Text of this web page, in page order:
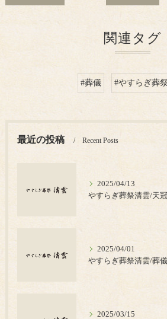
関連タグ
#葬儀 #やすらぎ葬
最近の投稿 Recent Posts
2025/04/13
やすらぎ葬祭清雲/天
2025/04/01
2025/03/15